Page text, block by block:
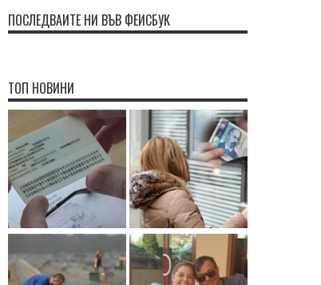
ПОСЛЕДВАЙТЕ НИ ВЪВ ФЕЙСБУК
ТОП НОВИНИ